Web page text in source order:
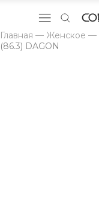
Главная — Женское —
(86.3) DAGON